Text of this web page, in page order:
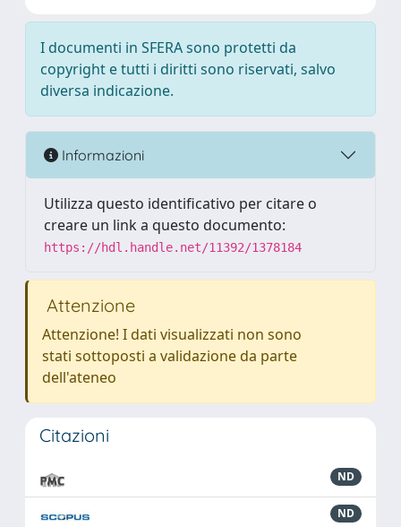
I documenti in SFERA sono protetti da
copyright e tutti i diritti sono riservati, salvo
diversa indicazione.
Informazioni
Utilizza questo identificativo per citare o
creare un link a questo documento:
https://hdl.handle.net/11392/1378184
Attenzione
Attenzione! I dati visualizzati non sono
stati sottoposti a validazione da parte
dell'ateneo
Citazioni
ND
ND